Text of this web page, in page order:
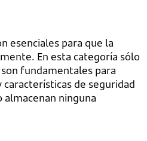
esenciales para que la
En esta categoría sólo
fundamentales para
características de seguridad
almacenan ninguna